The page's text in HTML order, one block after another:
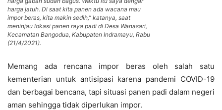
harga jatuh. Di saat kita panen ada wacana mau
impor beras, kita makin sedih,” katanya, saat
meninjau lokasi panen raya padi di Desa Wanasari,
Kecamatan Bangodua, Kabupaten Indramayu, Rabu
(21/4/2021).
Memang ada rencana impor beras oleh salah satu
kementerian untuk antisipasi karena pandemi COVID-19
dan berbagai bencana, tapi situasi panen padi dalam negeri
aman sehingga tidak diperlukan impor.